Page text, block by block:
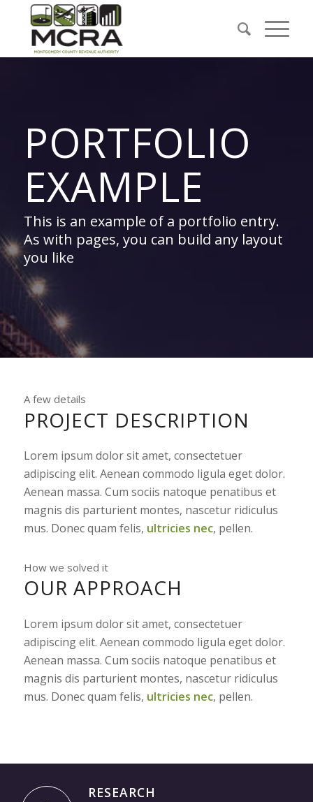
PORTFOLIO
EXAMPLE
This is an example of a portfolio entry.
As with pages, you can build any layout
you like
A few details
PROJECT DESCRIPTION
Lorem ipsum dolor sit amet, consectetuer
adipiscing elit. Aenean commodo ligula eget dolor.
Aenean massa. Cum sociis natoque penatibus et
magnis dis parturient montes, nascetur ridiculus
mus. Donec quam felis, ultricies nec, pellen.
How we solved it
OUR APPROACH
Lorem ipsum dolor sit amet, consectetuer
adipiscing elit. Aenean commodo ligula eget dolor.
Aenean massa. Cum sociis natoque penatibus et
magnis dis parturient montes, nascetur ridiculus
mus. Donec quam felis, ultricies nec, pellen.
RESEARCH